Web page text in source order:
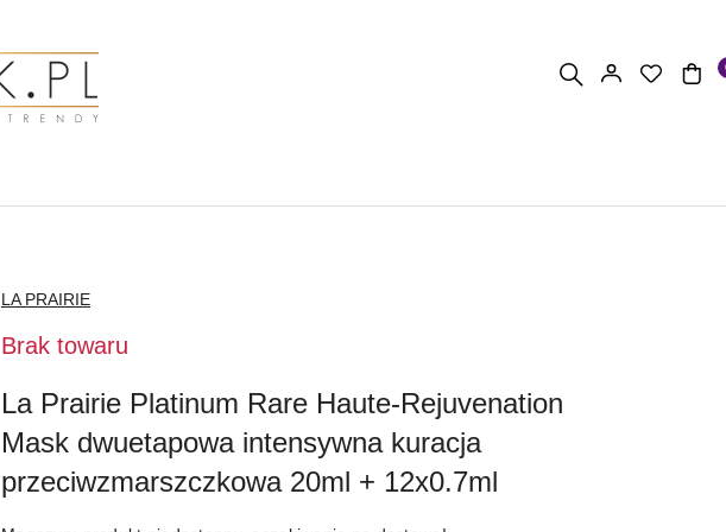
NAZWA
PRODUCENTA:
LA PRAIRIE
Brak towaru
La Prairie Platinum Rare Haute-Rejuvenation
Mask dwuetapowa intensywna kuracja
przeciwzmarszczkowa 20ml + 12x0.7ml